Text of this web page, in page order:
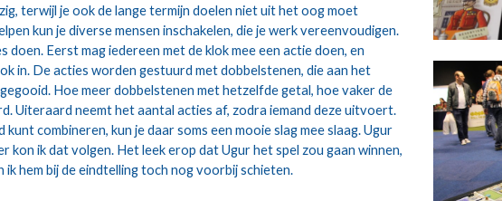
terwijl je ook de lange termijn doelen niet uit het oog moet
kun je diverse mensen inschakelen, die je werk vereenvoudigen.
doen. Eerst mag iedereen met de klok mee een actie doen, en
in. De acties worden gestuurd met dobbelstenen, die aan het
Hoe meer dobbelstenen met hetzelfde getal, hoe vaker de
Uiteraard neemt het aantal acties af, zodra iemand deze uitvoert.
combineren, kun je daar soms een mooie slag mee slaag. Ugur
kon ik dat volgen. Het leek erop dat Ugur het spel zou gaan winnen,
hem bij de eindtelling toch nog voorbij schieten.